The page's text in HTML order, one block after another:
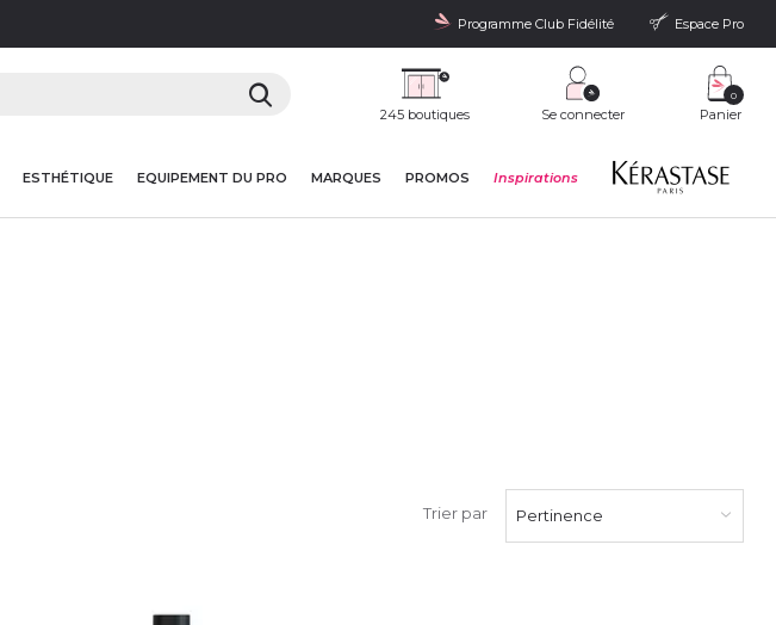
Programme Club Fidélité Espace Pro
245 boutiques Se connecter Panier
0
ESTHÉTIQUE EQUIPEMENT DU PRO MARQUES PROMOS Inspirations
Trier par Pertinence